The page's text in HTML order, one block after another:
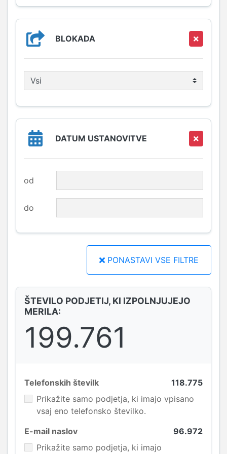
Članica univerze (del)
BLOKADA
DATUM USTANOVITVE
od
do
PONASTAVI VSE FILTRE
ŠTEVILO PODJETIJ, KI IZPOLNJUJEJO
MERILA:
199.761
Telefonskih številk
118.775
Prikažite samo podjetja, ki imajo vpisano
vsaj eno telefonsko številko.
E-mail naslov
96.972
Prikažite samo podjetja, ki imajo